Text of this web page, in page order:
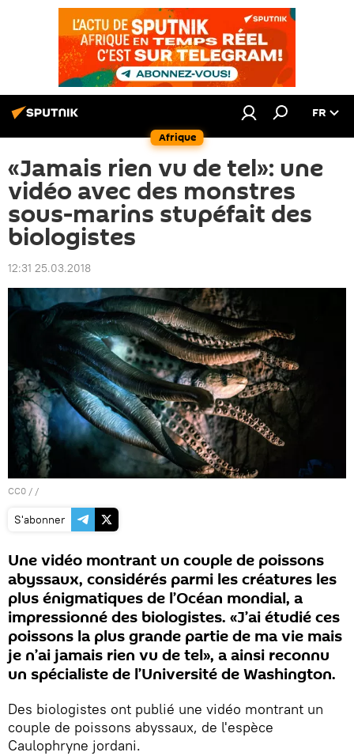
Afrique
FR
«Jamais rien vu de tel»: une
vidéo avec des monstres
sous-marins stupéfait des
biologistes
12:31 25.03.2018
CC0 / /
S'abonner
Une vidéo montrant un couple de poissons
abyssaux, considérés parmi les créatures les
plus énigmatiques de l’Océan mondial, a
impressionné des biologistes. «J’ai étudié ces
poissons la plus grande partie de ma vie mais
je n’ai jamais rien vu de tel», a ainsi reconnu
un spécialiste de l’Université de Washington.
Des biologistes ont publié une vidéo montrant un
couple de poissons abyssaux, de l'espèce
Caulophryne jordani.